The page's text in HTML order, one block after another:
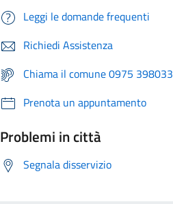
Leggi le domande frequenti
Richiedi Assistenza
Chiama il comune 0975 398033
Prenota un appuntamento
Problemi in città
Segnala disservizio